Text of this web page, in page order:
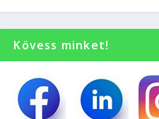
Kövess minket!